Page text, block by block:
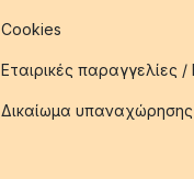
Cookies
Εταιρικές παραγγελίες /
Δικαίωμα υπαναχώρησης